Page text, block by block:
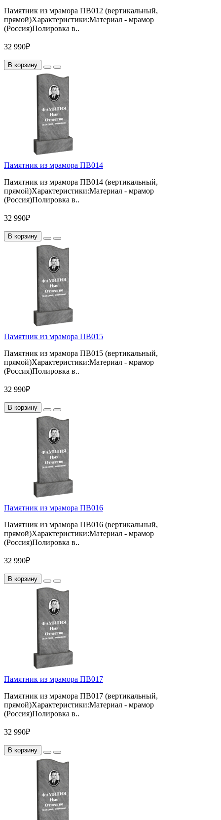
Памятник из мрамора ПВ012 (вертикальный,
прямой)Характеристики:Материал - мрамор
(Россия)Полировка в..
32 990₽
В корзину
Памятник из мрамора ПВ014
Памятник из мрамора ПВ014 (вертикальный,
прямой)Характеристики:Материал - мрамор
(Россия)Полировка в..
32 990₽
В корзину
Памятник из мрамора ПВ015
Памятник из мрамора ПВ015 (вертикальный,
прямой)Характеристики:Материал - мрамор
(Россия)Полировка в..
32 990₽
В корзину
Памятник из мрамора ПВ016
Памятник из мрамора ПВ016 (вертикальный,
прямой)Характеристики:Материал - мрамор
(Россия)Полировка в..
32 990₽
В корзину
Памятник из мрамора ПВ017
Памятник из мрамора ПВ017 (вертикальный,
прямой)Характеристики:Материал - мрамор
(Россия)Полировка в..
32 990₽
В корзину